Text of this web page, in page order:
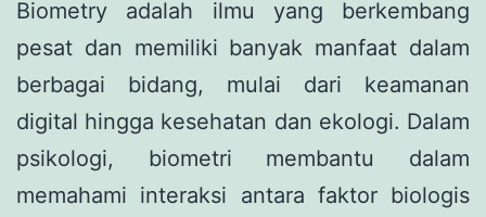
Biometry adalah ilmu yang berkembang
pesat dan memiliki banyak manfaat dalam
berbagai bidang, mulai dari keamanan
digital hingga kesehatan dan ekologi. Dalam
psikologi, biometri membantu dalam
memahami interaksi antara faktor biologis